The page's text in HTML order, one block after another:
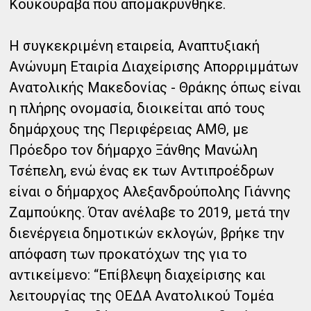
Κουκουράβα που απομακρύνθηκε.
Η συγκεκριμένη εταιρεία, Αναπτυξιακή
Ανώνυμη Εταιρία Διαχείρισης Απορριμμάτων
Ανατολικής Μακεδονίας - Θράκης όπως είναι
η πλήρης ονομασία, διοικείται από τους
δημάρχους της Περιφέρειας ΑΜΘ, με
Πρόεδρο τον δήμαρχο Ξάνθης Μανώλη
Τσέπελη, ενώ ένας εκ των Αντιπροέδρων
είναι ο δήμαρχος Αλεξανδρούπολης Γιάννης
Ζαμπούκης. Όταν ανέλαβε το 2019, μετά την
διενέργεια δημοτικών εκλογών, βρήκε την
απόφαση των προκατόχων της για το
αντικείμενο: “Επίβλεψη διαχείρισης και
λειτουργίας της ΟΕΔΑ Ανατολικού Τομέα